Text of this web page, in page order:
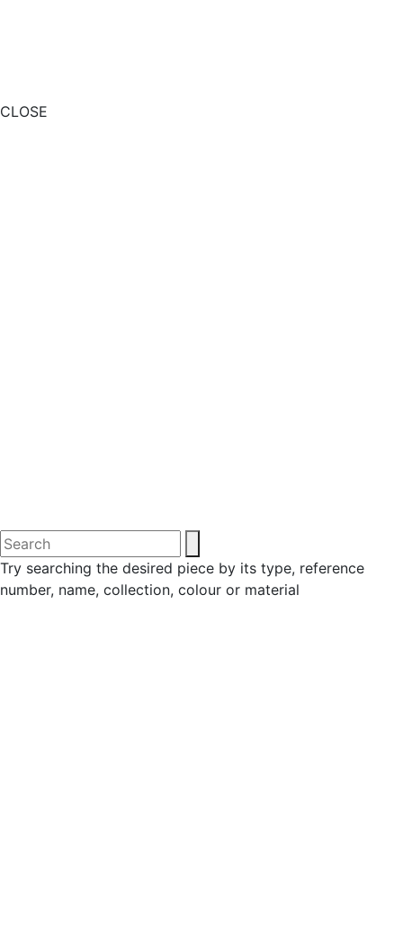
CLOSE
Try searching the desired piece by its type, reference
number, name, collection, colour or material